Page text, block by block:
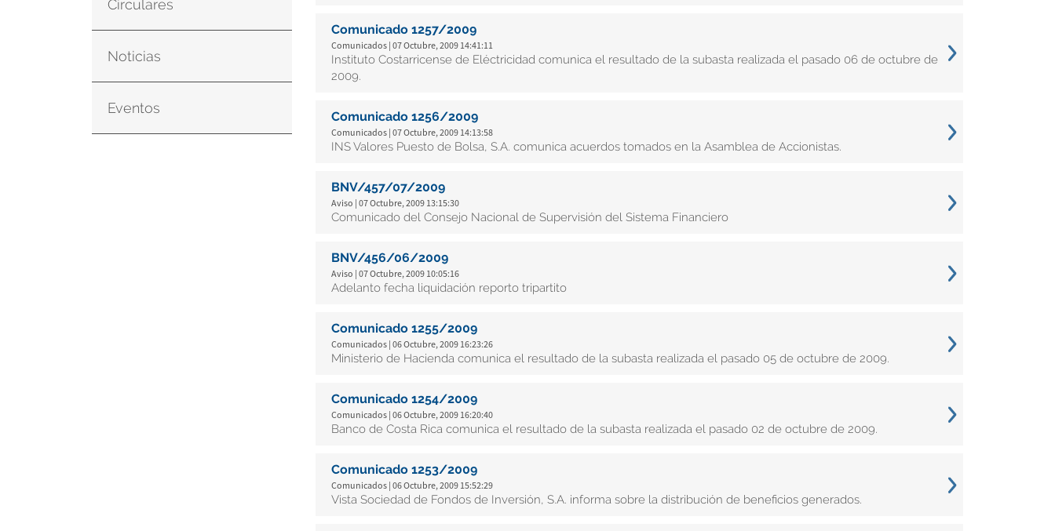
Circulares
Noticias
Eventos
Comunicado 1257/2009
Comunicados | 07 Octubre, 2009 14:41:11
Instituto Costarricense de Eléctricidad comunica el resultado de la subasta realizada el pasado 06 de octubre de
2009.
Comunicado 1256/2009
Comunicados | 07 Octubre, 2009 14:13:58
INS Valores Puesto de Bolsa, S.A. comunica acuerdos tomados en la Asamblea de Accionistas.
BNV/457/07/2009
Aviso | 07 Octubre, 2009 13:15:30
Comunicado del Consejo Nacional de Supervisión del Sistema Financiero
BNV/456/06/2009
Aviso | 07 Octubre, 2009 10:05:16
Adelanto fecha liquidación reporto tripartito
Comunicado 1255/2009
Comunicados | 06 Octubre, 2009 16:23:26
Ministerio de Hacienda comunica el resultado de la subasta realizada el pasado 05 de octubre de 2009.
Comunicado 1254/2009
Comunicados | 06 Octubre, 2009 16:20:40
Banco de Costa Rica comunica el resultado de la subasta realizada el pasado 02 de octubre de 2009.
Comunicado 1253/2009
Comunicados | 06 Octubre, 2009 15:52:29
Vista Sociedad de Fondos de Inversión, S.A. informa sobre la distribución de beneficios generados.